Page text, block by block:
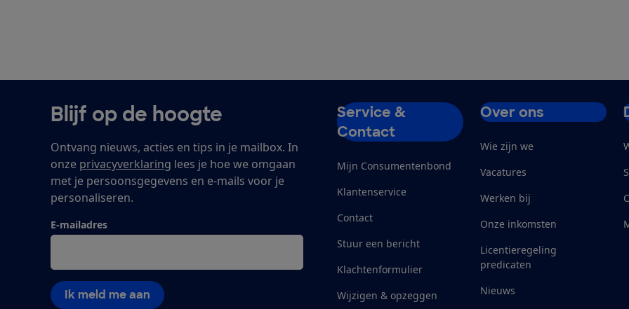
Blijf op de hoogte
Ontvang nieuws, acties en tips in je mailbox. In
onze privacyverklaring lees je hoe we omgaan
met je persoonsgegevens en e-mails voor je
personaliseren.
E-mailadres
Ik meld me aan
Service &
Contact
Mijn Consumentenbond
Klantenservice
Contact
Stuur een bericht
Klachtenformulier
Wijzigen & opzeggen
Over ons
Wie zijn we
Vacatures
Werken bij
Onze inkomsten
Licentieregeling
predicaten
Nieuws